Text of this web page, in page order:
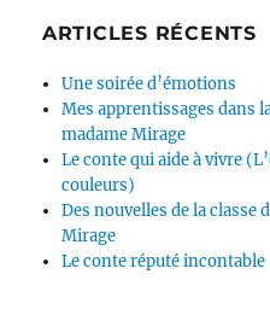
ARTICLES RÉCENTS
Une soirée d’émotions
Mes apprentissages dans
madame Mirage
Le conte qui aide à vivre
couleurs)
Des nouvelles de la classe
Mirage
Le conte réputé incontable